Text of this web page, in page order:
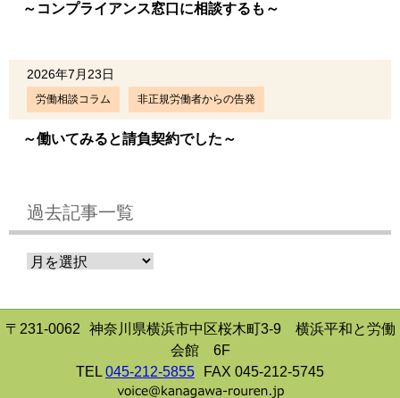
～コンプライアンス窓口に相談するも～
2026年7月23日
労働相談コラム 非正規労働者からの告発
～働いてみると請負契約でした～
過去記事一覧
〒231-0062
神奈川県横浜市中区桜木町3-9 横浜平和と労働
会館 6F
TEL 045-212-5855 FAX 045-212-5745